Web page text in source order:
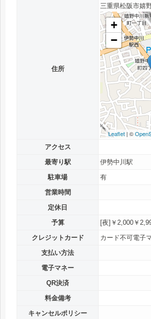
住所
三重県松阪市嬉
+
−
Leaflet | ©
アクセス
最寄り駅
伊勢中川駅
駐車場
有
営業時間
定休日
予算
[夜]￥2,000￥
クレジットカード
カード不可電子
支払い方法
電子マネー
QR決済
料金備考
キャンセルポリシー